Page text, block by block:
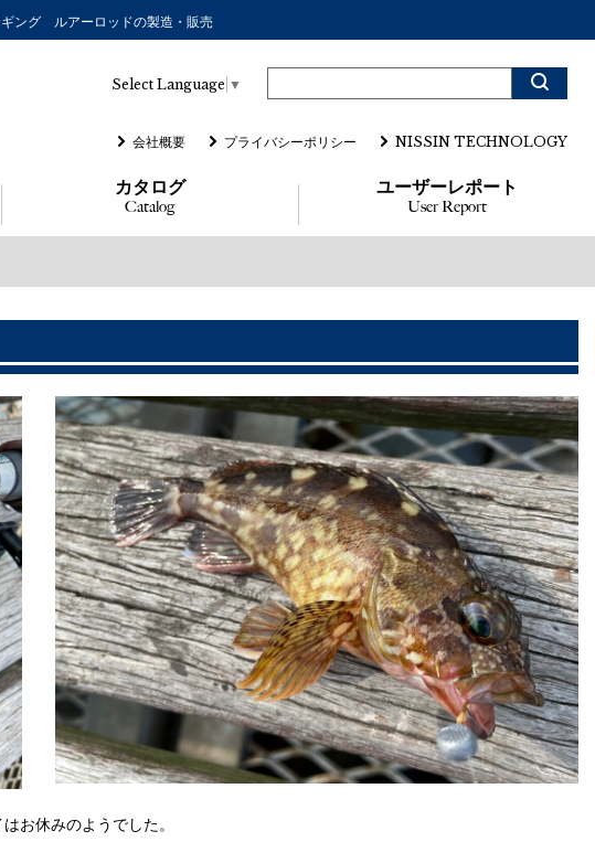
ング ルアーロッドの製造・販売
Select Language ▼
会社概要 プライバシーポリシー NISSIN TECHNOLOGY
カタログ
Catalog
ユーザーレポート
User Report
お休みのようでした。